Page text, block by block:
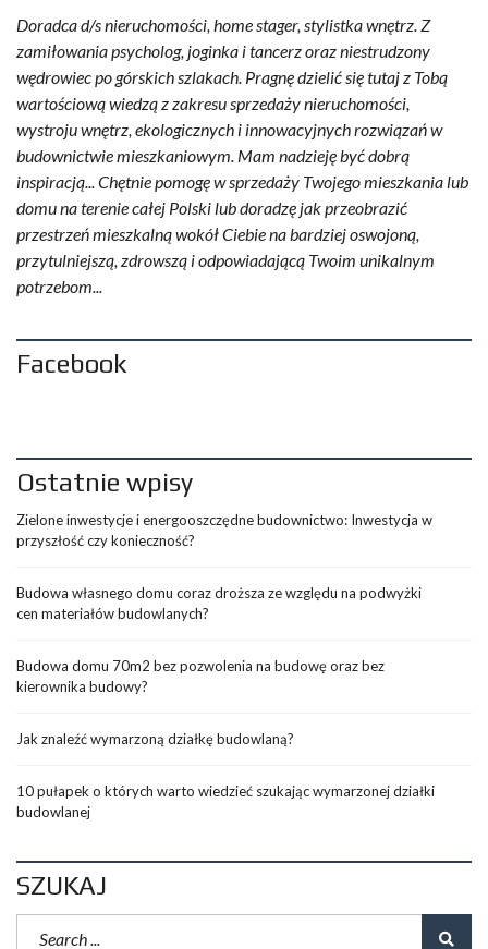
Doradca d/s nieruchomości, home stager, stylistka wnętrz. Z
zamiłowania psycholog, joginka i tancerz oraz niestrudzony
wędrowiec po górskich szlakach. Pragnę dzielić się tutaj z Tobą
wartościową wiedzą z zakresu sprzedaży nieruchomości,
wystroju wnętrz, ekologicznych i innowacyjnych rozwiązań w
budownictwie mieszkaniowym. Mam nadzieję być dobrą
inspiracją... Chętnie pomogę w sprzedaży Twojego mieszkania lub
domu na terenie całej Polski lub doradzę jak przeobrazić
przestrzeń mieszkalną wokół Ciebie na bardziej oswojoną,
przytulniejszą, zdrowszą i odpowiadającą Twoim unikalnym
potrzebom...
Facebook
Ostatnie wpisy
Zielone inwestycje i energooszczędne budownictwo: Inwestycja w
przyszłość czy konieczność?
Budowa własnego domu coraz droższa ze względu na podwyżki
cen materiałów budowlanych?
Budowa domu 70m2 bez pozwolenia na budowę oraz bez
kierownika budowy?
Jak znaleźć wymarzoną działkę budowlaną?
10 pułapek o których warto wiedzieć szukając wymarzonej działki
budowlanej
SZUKAJ